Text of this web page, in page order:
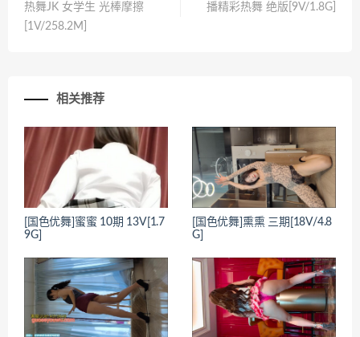
热舞JK 女学生 光棒摩擦
[1V/258.2M]
播精彩热舞 绝版[9V/1.8G]
相关推荐
[国色优舞]蜜蜜 10期 13V[1.7
9G]
[国色优舞]熏熏 三期[18V/4.8
G]